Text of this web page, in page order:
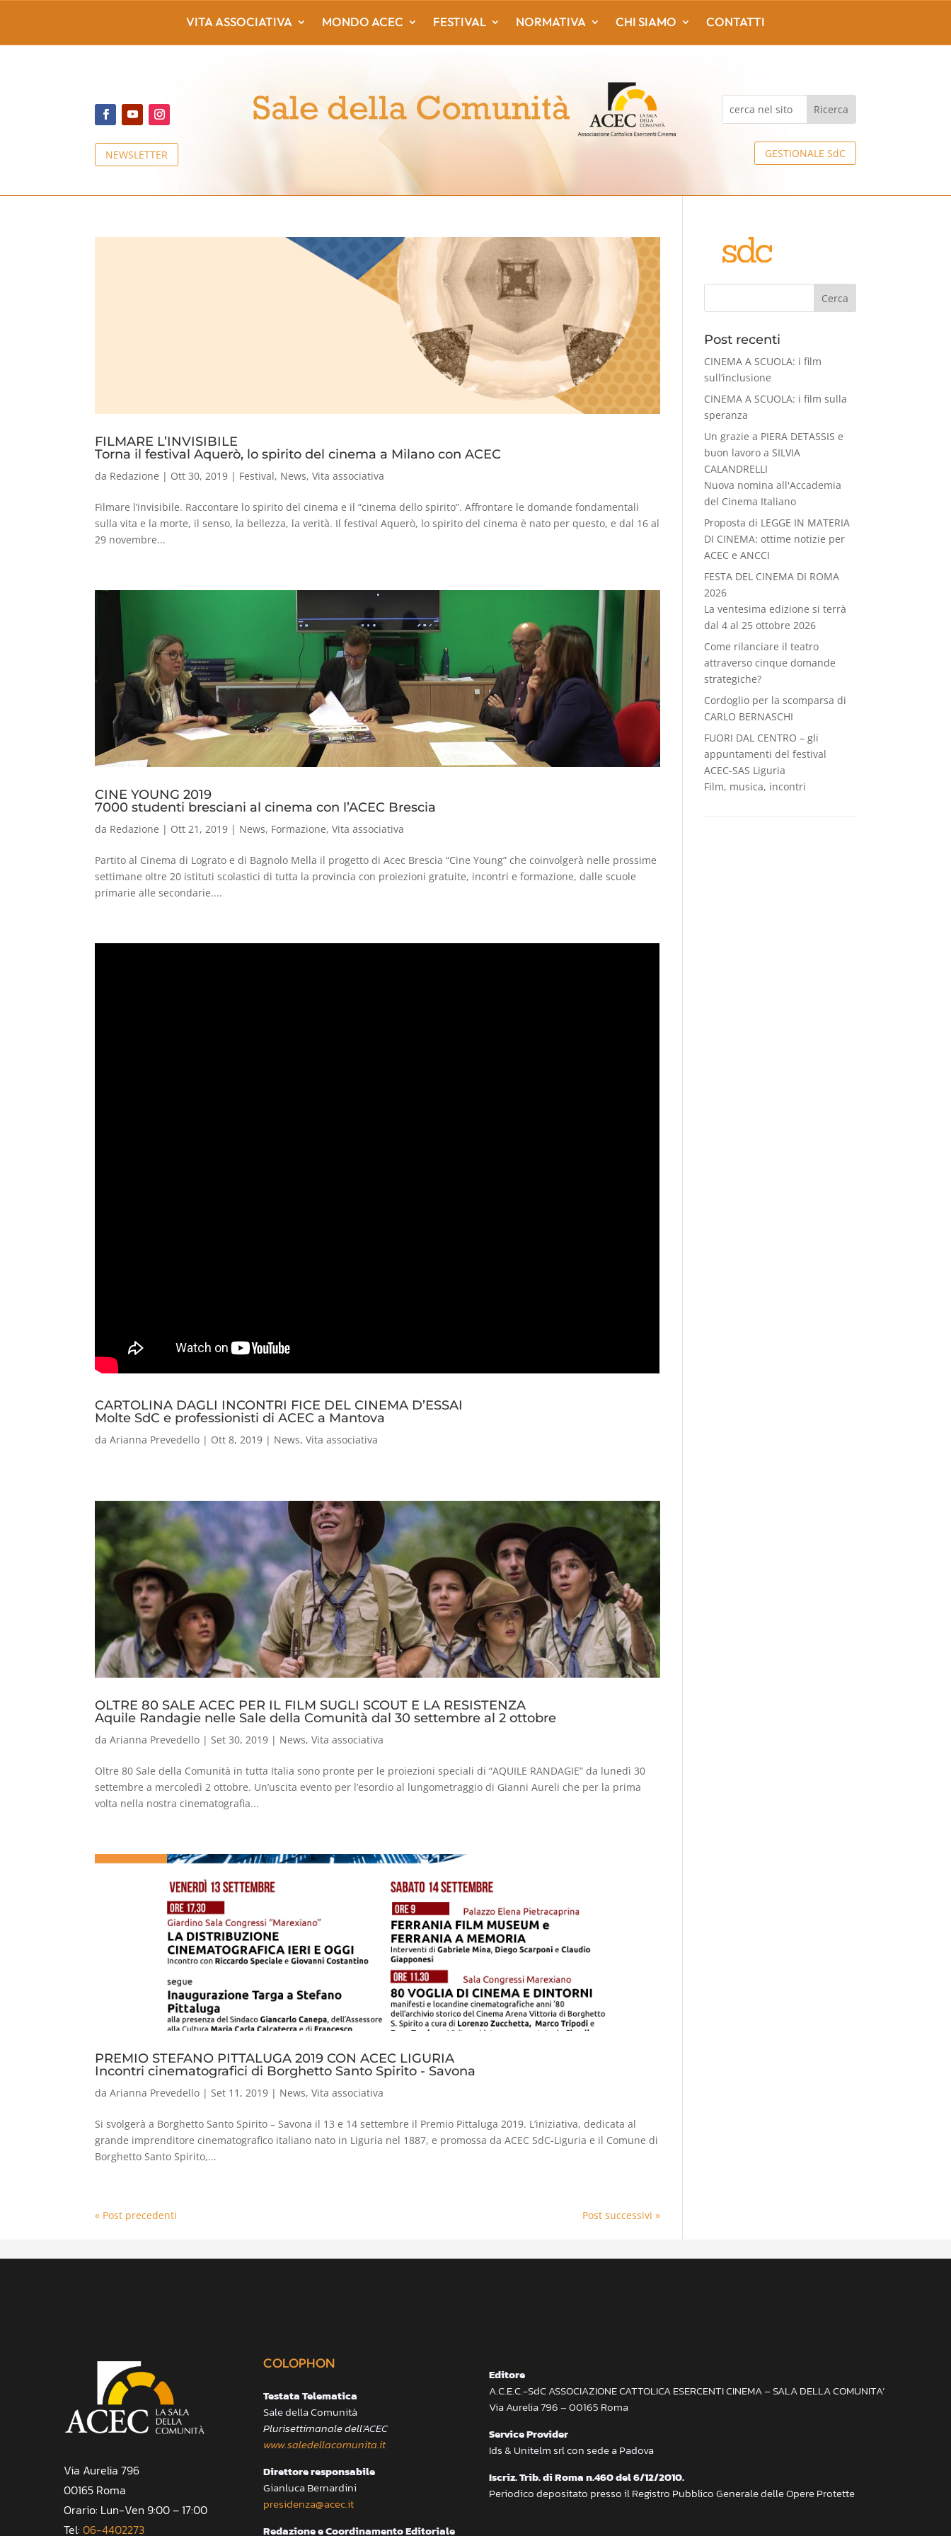
NEWSLETTER GESTIONALE SdC
VITA ASSOCIATIVA MONDO ACEC FESTIVAL NORMATIVA CHI SIAMO CONTATTI
FILMARE L’INVISIBILE
Torna il festival Aquerò, lo spirito del cinema a Milano con ACEC
da Redazione | Ott 30, 2019 | Festival, News,Vita associativa
Filmare l’invisibile. Raccontare lo spirito del cinema e il “cinema dello spirito”. Affrontare le domande fondamentali
sulla vita e la morte, il senso, la bellezza, la verità. Il festival Aquerò, lo spirito del cinema è nato per questo, e dal 16 al
29 novembre...
CINE YOUNG 2019
7000 studenti bresciani al cinema con l’ACEC Brescia
da Redazione | Ott 21, 2019 | News, Formazione,Vita associativa
Partito al Cinema di Lograto e di Bagnolo Mella il progetto di Acec Brescia “Cine Young” che coinvolgerà nelle prossime
settimane oltre 20 istituti scolastici di tutta la provincia con proiezioni gratuite, incontri e formazione, dalle scuole
primarie alle secondarie....
CARTOLINA DAGLI INCONTRI FICE DEL CINEMA D’ESSAI
Molte SdC e professionisti di ACEC a Mantova
daArianna Prevedello | Ott 8, 2019 | News,Vita associativa
OLTRE 80 SALE ACEC PER IL FILM SUGLI SCOUT E LA RESISTENZA
Aquile Randagie nelle Sale della Comunità dal 30 settembre al 2 ottobre
daArianna Prevedello | Set 30, 2019 | News,Vita associativa
Oltre 80 Sale della Comunità in tutta Italia sono pronte per le proiezioni speciali di “AQUILE RANDAGIE” da lunedì 30
settembre a mercoledì 2 ottobre. Un’uscita evento per l’esordio al lungometraggio di Gianni Aureli che per la prima
volta nella nostra cinematografia...
PREMIO STEFANO PITTALUGA 2019 CON ACEC LIGURIA
Incontri cinematografici di Borghetto Santo Spirito - Savona
daArianna Prevedello | Set 11, 2019 | News,Vita associativa
Si svolgerà a Borghetto Santo Spirito – Savona il 13 e 14 settembre il Premio Pittaluga 2019. L’iniziativa, dedicata al
grande imprenditore cinematografico italiano nato in Liguria nel 1887, e promossa da ACEC SdC-Liguria e il Comune di
Borghetto Santo Spirito,...
« Post precedenti Post successivi »
Cerca
Post recenti
CINEMA A SCUOLA: i film
sull’inclusione
CINEMA A SCUOLA: i film sulla
speranza
Un grazie a PIERA DETASSIS e
buon lavoro a SILVIA
CALANDRELLI
Nuova nomina all'Accademia
del Cinema Italiano
Proposta di LEGGE IN MATERIA
DI CINEMA: ottime notizie per
ACEC e ANCCI
FESTA DEL CINEMA DI ROMA
2026
La ventesima edizione si terrà
dal 4 al 25 ottobre 2026
Come rilanciare il teatro
attraverso cinque domande
strategiche?
Cordoglio per la scomparsa di
CARLO BERNASCHI
FUORI DAL CENTRO – gli
appuntamenti del festival
ACEC-SAS Liguria
Film, musica, incontri
Via Aurelia 796
00165 Roma
Orario: Lun-Ven 9:00 – 17:00
Tel: 06-4402273
COLOPHON
Testata Telematica
Sale della Comunità
Plurisettimanale dell’ACEC
www.saledellacomunita.it
Direttore responsabile
Gianluca Bernardini
presidenza@acec.it
Redazione e Coordinamento Editoriale
Editore
A.C.E.C.-SdC ASSOCIAZIONE CATTOLICA ESERCENTI CINEMA – SALA DELLA COMUNITA’
Via Aurelia 796 – 00165 Roma
Service Provider
Ids & Unitelm srl con sede a Padova
Iscriz. Trib. di Roma n.460 del 6/12/2010.
Periodico depositato presso il Registro Pubblico Generale delle Opere Protette